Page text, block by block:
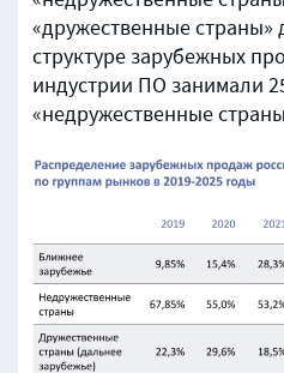
«дружественные страны»
структуре зарубежных
индустрии ПО занимали
«недружественные